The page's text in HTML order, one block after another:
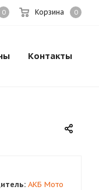
0 Корзина 0
Контакты
АКБ Мото